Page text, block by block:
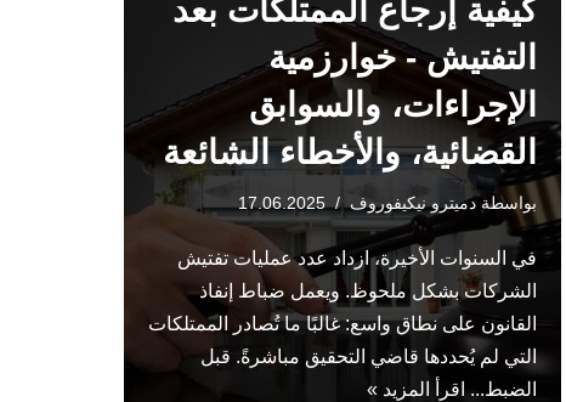
كيفية إرجاع الممتلكات بعد
التفتيش - خوارزمية
الإجراءات، والسوابق
القضائية، والأخطاء الشائعة
بواسطةدميترو نيكيفوروف 17.06.2025
في السنوات الأخيرة، ازداد عدد عمليات تفتيش
الشركات بشكل ملحوظ. ويعمل ضباط إنفاذ
القانون على نطاق واسع: غالبًا ما تُصادر الممتلكات
التي لم يُحددها قاضي التحقيق مباشرةً. قبل
الضبط... اقرأ المزيد »